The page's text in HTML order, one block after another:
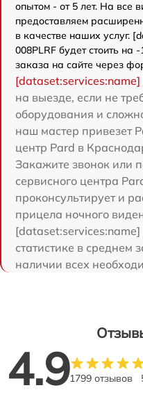
опытом - от 5 лет. На все
предоставляем
в качестве наших услуг.
008PLRF будет стоить
заказа на сайте через
[dataset:services:name]
на выезде, если не
оборудования и
наш мастер привезет
центр Pard в
Закажите звонок или
сервисного центра
проконсультирует и
прицела ночного
статистике в среднем
наличии всех
4.91799 отзывов